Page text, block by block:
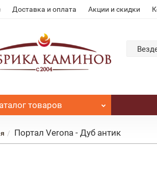
Доставка и оплата Акции и скидки
товаров
Портал Verona - Дуб антик